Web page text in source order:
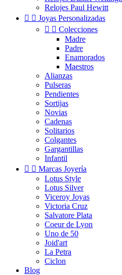
Relojes Paul Hewitt
  Joyas Personalizadas
  Colecciones
Madre
Padre
Enamorados
Maestros
Alianzas
Pulseras
Pendientes
Sortijas
Novias
Cadenas
Solitarios
Colgantes
Gargantillas
Infantil
  Marcas Joyería
Lotus Style
Lotus Silver
Viceroy Joyas
Victoria Cruz
Salvatore Plata
Coeur de Lyon
Uno de 50
Joid'art
La Petra
Ciclon
Blog